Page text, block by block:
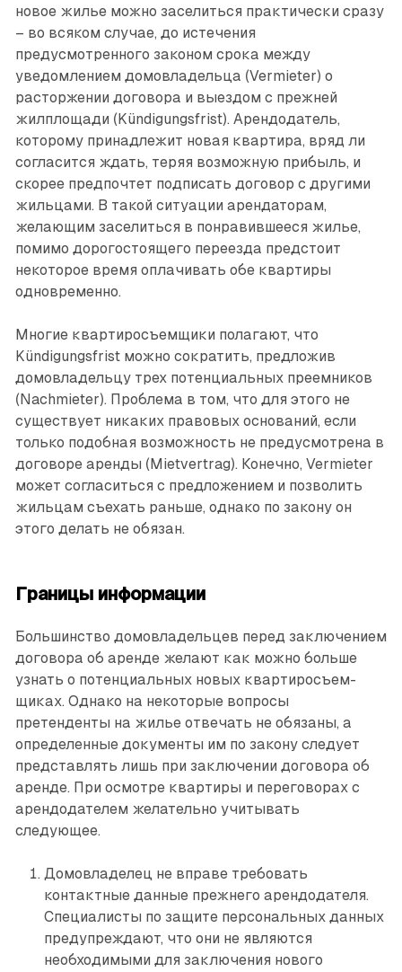
новое жилье можно заселиться практически сразу
– во всяком случае, до истечения
предусмотренного законом срока между
уведомлением домовладельца (Vermieter) о
расторжении договора и выездом с прежней
жилплощади (Kündigungsfrist). Арендодатель,
которому принадлежит новая квартира, вряд ли
согласится ждать, теряя возможную прибыль, и
скорее предпочтет подписать договор с другими
жильцами. В такой ситуации арендаторам,
желающим заселиться в понравившееся жилье,
помимо дорогостоящего переезда предстоит
некоторое время оплачивать обе квартиры
одновременно.
Многие квартиросъемщики полагают, что
Kündigungsfrist можно сократить, предложив
домовладельцу трех потенциальных преемников
(Nachmieter). Проблема в том, что для этого не
существует никаких правовых оснований, если
только подобная возможность не предусмотрена в
договоре аренды (Mietvertrag). ­Конечно, Vermieter
может согласиться с предложением и позволить
жильцам съехать раньше, однако по закону он
этого делать не обязан.
Границы информации
Большинство домовладельцев перед заключением
договора об аренде желают как можно больше
узнать о потенциальных новых квартиросъем­
щиках. Однако на некоторые вопросы
претенденты на жилье отвечать не обязаны, а
определенные документы им по закону следует
представлять лишь при заключении договора об
аренде. При осмотре квартиры и переговорах с
арендодателем желательно учитывать
следующее.
Домовладелец не вправе требовать
контактные данные прежнего арендодателя.
Специалисты по защите персональных данных
предуп­реждают, что они не являются
необходимыми для заключения нового